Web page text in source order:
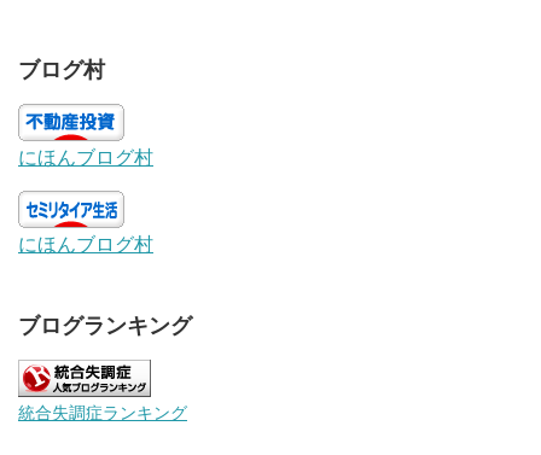
ブログ村
にほんブログ村
にほんブログ村
ブログランキング
統合失調症ランキング